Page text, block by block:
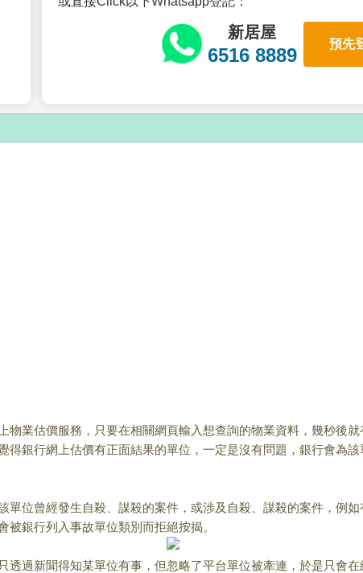
新居屋
6516 8889
預先
估價服務，只要在相關網頁輸入想查詢的物業資料，幾秒後就
銀行網上估價有正面結果的單位，一定是沒有問題，銀行會為該
曾經發生自殺、謀殺的案件，或涉及自殺、謀殺的案件，例如
銀行列入事故單位類別而拒絕按揭。
新聞得知某單位有事，但忽略了平台單位被牽連，於是只會在